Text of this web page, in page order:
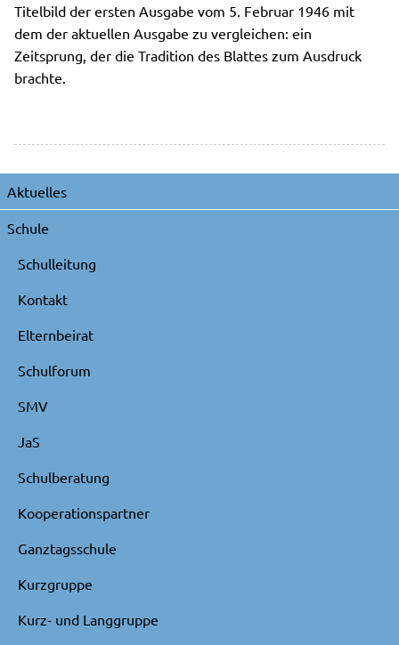
Titelbild der ersten Ausgabe vom 5. Februar 1946 mit
dem der aktuellen Ausgabe zu vergleichen: ein
Zeitsprung, der die Tradition des Blattes zum Ausdruck
brachte.
Navigation
überspringen
Aktuelles
Schule
Schulleitung
Kontakt
Elternbeirat
Schulforum
SMV
JaS
Schulberatung
Kooperationspartner
Ganztagsschule
Kurzgruppe
Kurz- und Langgruppe